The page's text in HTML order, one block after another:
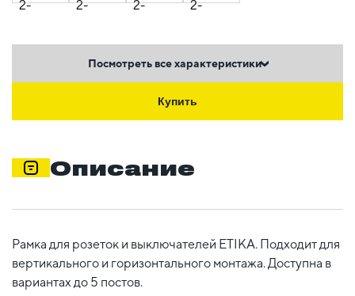
Посмотреть все характеристики
Купить
Описание
Рамка для розеток и выключателей ETIKA. Подходит для
вертикального и горизонтального монтажа. Доступна в
вариантах до 5 постов.